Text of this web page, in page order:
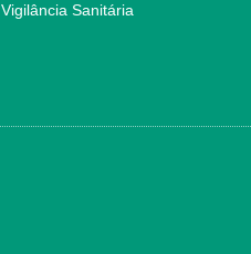
Vigilância Sanitária